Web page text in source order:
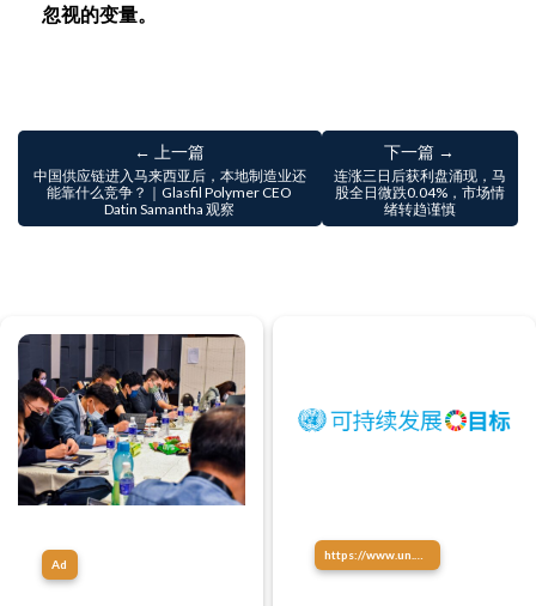
忽视的变量。
← 上一篇
中国供应链进入马来西亚后，本地制造业还
能靠什么竞争？｜Glasfil Polymer CEO
Datin Samantha 观察
下一篇 →
连涨三日后获利盘涌现，马
股全日微跌0.04%，市场情
绪转趋谨慎
Ad